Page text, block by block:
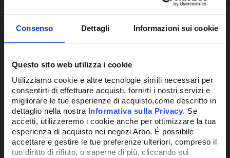
Consenso Dettagli Informazioni sui cookie
Questo sito web utilizza i cookie
Utilizziamo cookie e altre tecnologie simili necessari per
consentirti di effettuare acquisti, fornirti i nostri servizi e
migliorare le tue esperienze di acquisto,come descritto in
dettaglio nella nostra Informativa sulla Privacy. Se
accetti, utilizzeremo i cookie anche per ottimizzare la tua
esperienza di acquisto nei negozi Arbo. É possibile
accettare e gestire le tue preferenze ulteriori, compreso il
tuo diritto di rifiuto, o saperne di più, cliccando sui
Potrebbe anche interessarti